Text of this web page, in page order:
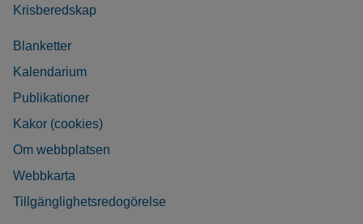
Krisberedskap
Blanketter
Kalendarium
Publikationer
Kakor (cookies)
Om webbplatsen
Webbkarta
Tillgänglighetsredogörelse